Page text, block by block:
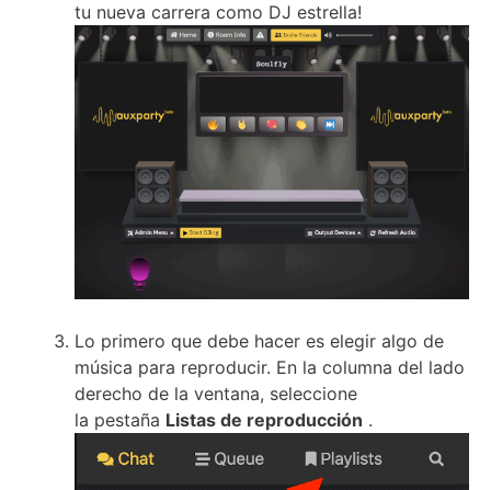
tu nueva carrera como DJ estrella!
Lo primero que debe hacer es elegir algo de
música para reproducir. En la columna del lado
derecho de la ventana, seleccione
la pestaña Listas de reproducción .